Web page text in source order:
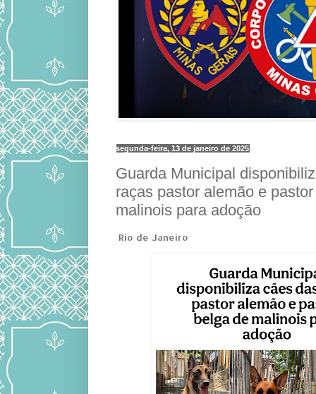
segunda-feira, 13 de janeiro de 2025
Guarda Municipal
raças pastor alemão e
malinois para adoção
Rio de Janeiro